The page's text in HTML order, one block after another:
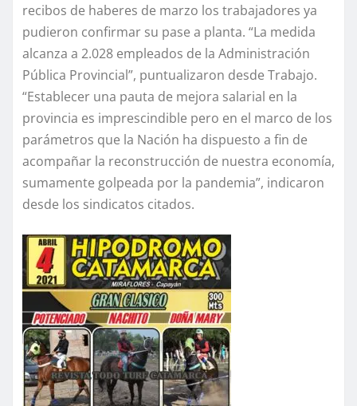
recibos de haberes de marzo los trabajadores ya
pudieron confirmar su pase a planta. “La medida
alcanza a 2.028 empleados de la Administración
Pública Provincial”, puntualizaron desde Trabajo.
“Establecer una pauta de mejora salarial en la
provincia es imprescindible pero en el marco de los
parámetros que la Nación ha dispuesto a fin de
acompañar la reconstrucción de nuestra economía,
sumamente golpeada por la pandemia”, indicaron
desde los sindicatos citados.